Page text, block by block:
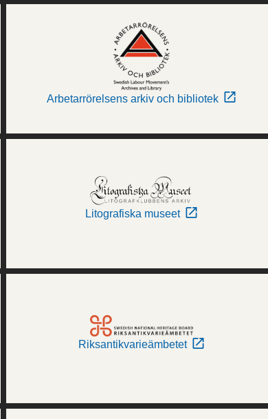
Arbetarrörelsens arkiv och bibliotek
Litografiska museet
Riksantikvarieämbetet